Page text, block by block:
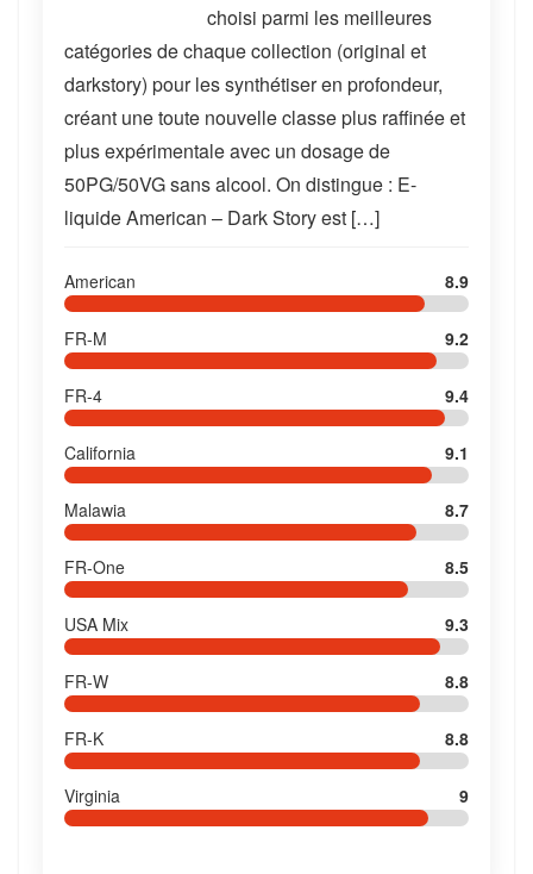
choisi parmi les meilleures
catégories de chaque collection (original et
darkstory) pour les synthétiser en profondeur,
créant une toute nouvelle classe plus raffinée et
plus expérimentale avec un dosage de
50PG/50VG sans alcool. On distingue : E-
liquide American – Dark Story est […]
American 8.9
FR-M 9.2
FR-4 9.4
California 9.1
Malawia 8.7
FR-One 8.5
USA Mix 9.3
FR-W 8.8
FR-K 8.8
Virginia 9